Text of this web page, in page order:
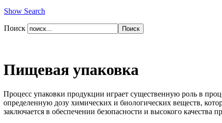
Show Search
Поиск
Пищевая упаковка
Процесс упаковки продукции играет существенную роль в
определенную дозу химических и биологических веществ,
заключается в обеспечении безопасности и высокого